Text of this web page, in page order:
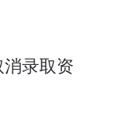
消录取资